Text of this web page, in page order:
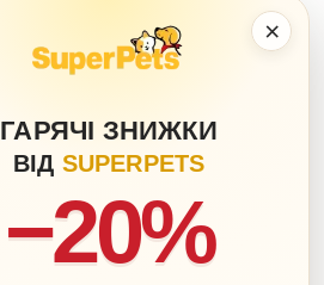
×
ГАРЯЧІ ЗНИЖКИ
ВІД SUPERPETS
−20%